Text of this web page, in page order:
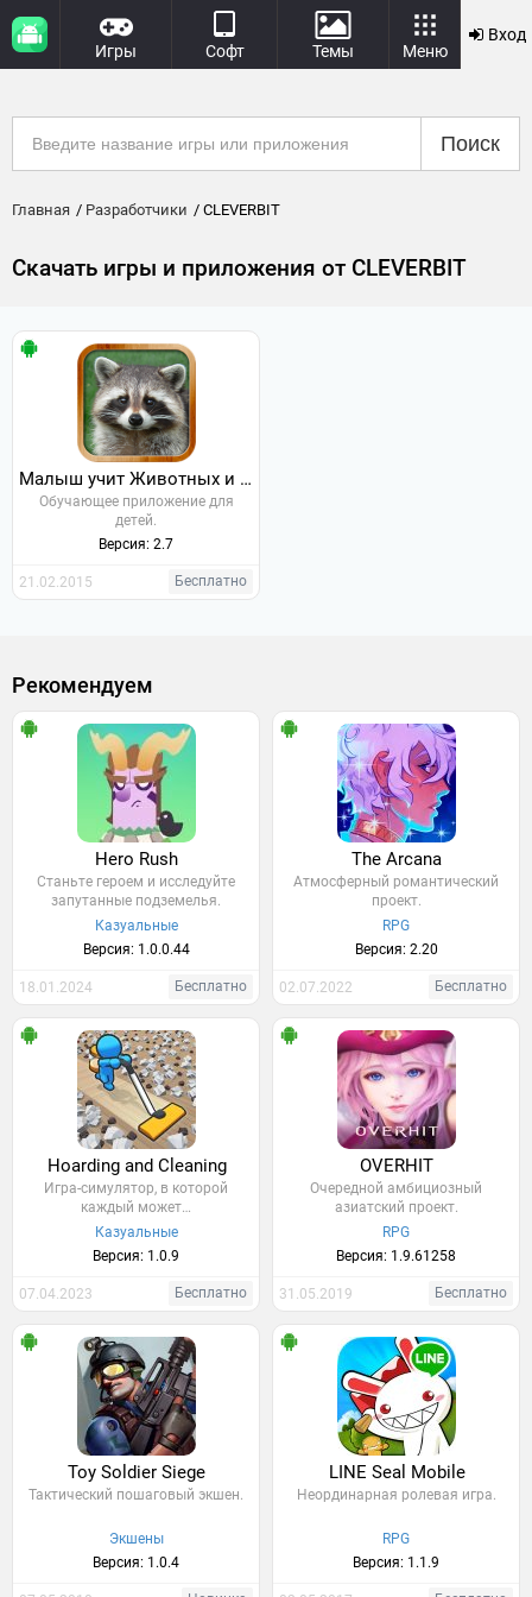
Игры Софт Темы Меню
Вход
Поиск
Главная Разработчики CLEVERBIT
Скачать игры и приложения от CLEVERBIT
Малыш учит Животных и их звуки
Обучающее приложение для
детей.
Версия: 2.7
21.02.2015 Бесплатно
Рекомендуем
Hero Rush
Станьте героем и исследуйте
запутанные подземелья.
Казуальные
Версия: 1.0.0.44
18.01.2024 Бесплатно
The Arcana
Атмосферный романтический
проект.
RPG
Версия: 2.20
02.07.2022 Бесплатно
Hoarding and Cleaning
Игра-симулятор, в которой
каждый может…
Казуальные
Версия: 1.0.9
07.04.2023 Бесплатно
OVERHIT
Очередной амбициозный
азиатский проект.
RPG
Версия: 1.9.61258
31.05.2019 Бесплатно
Toy Soldier Siege
Тактический пошаговый экшен.
Экшены
Версия: 1.0.4
LINE Seal Mobile
Неординарная ролевая игра.
RPG
Версия: 1.1.9